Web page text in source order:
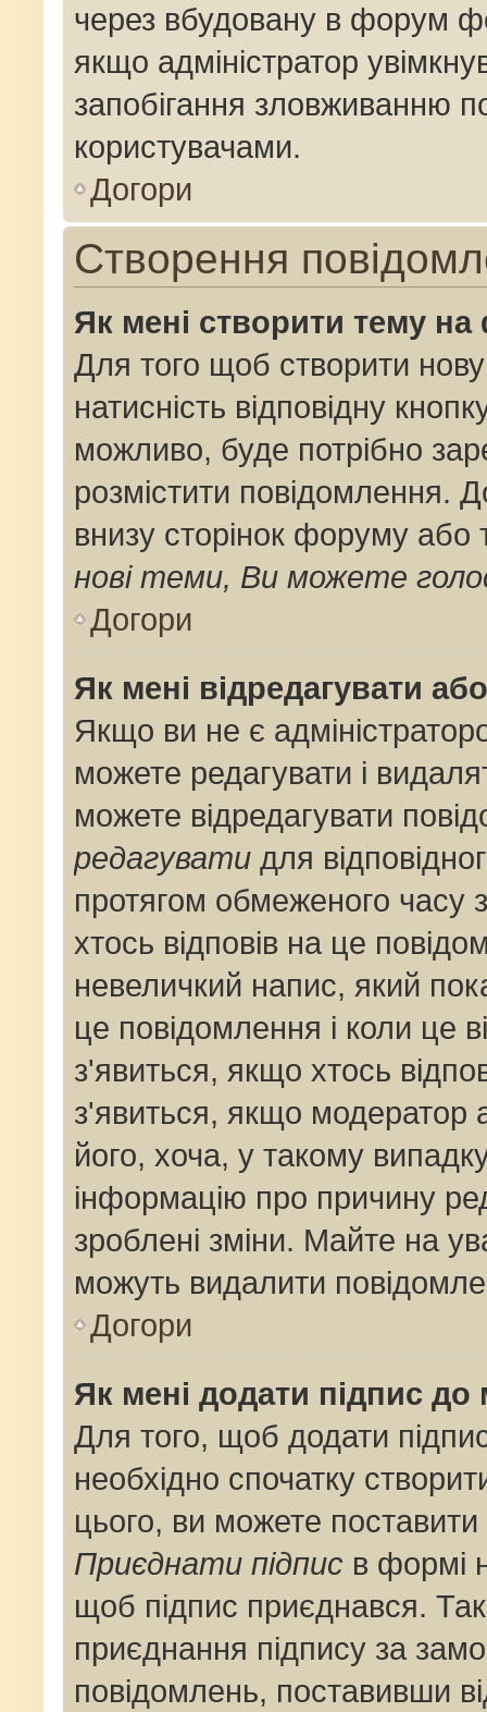
через вбудовану в форум
якщо адміністратор
запобігання зловживанню
користувачами.
Догори
Створення
Як мені створити тему
Для того щоб створити
натисність відповідну
можливо, буде потрібно
розмістити повідомлення.
внизу сторінок форуму або
нові теми, Ви можете
Догори
Як мені відредагувати
Якщо ви не є
можете редагувати і
можете відредагувати
редагувати для
протягом обмеженого
хтось відповів на це
невеличкий напис, який
це повідомлення і коли це
з'явиться, якщо хтось
з'явиться, якщо модератор
його, хоча, у такому
інформацію про причину
зроблені зміни. Майте на
можуть видалити
Догори
Як мені додати підпис
Для того, щоб додати
необхідно спочатку
цього, ви можете
Приєднати підпис в формі
щоб підпис приєднався.
приєднання підпису за
повідомлень, поставивши